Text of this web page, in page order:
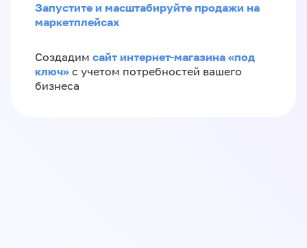
Запустите и масштабируйте продажи на
маркетплейсах
Создадим сайт интернет-магазина «под
ключ» с учетом потребностей вашего
бизнеса